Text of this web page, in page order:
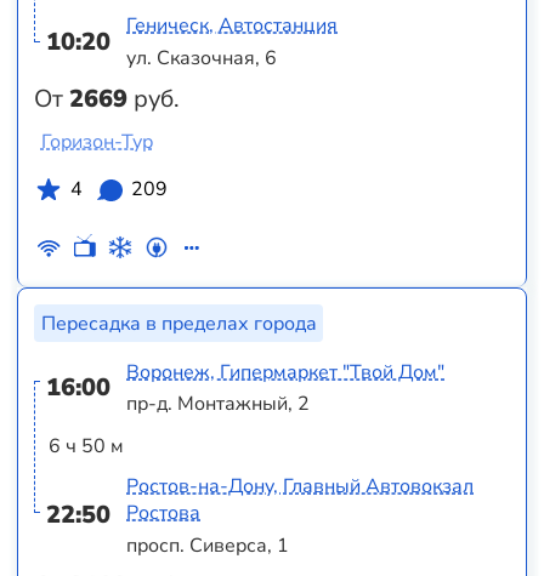
10:20
От2669 руб.
Геническ, Автостанция
ул. Сказочная, 6
Горизон-Тур
4
209
Пересадка в пределах города
16:00
6 ч 50 м
22:50
Воронеж, Гипермаркет "Твой Дом"
пр-д. Монтажный, 2
Ростов-на-Дону, Главный Автовокзал
Ростова
просп. Сиверса, 1